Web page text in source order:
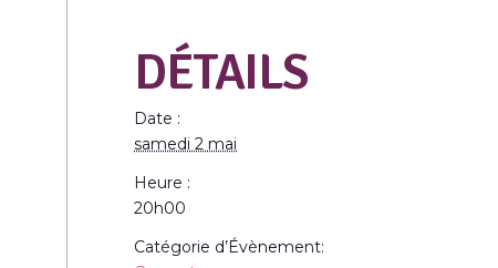
DÉTAILS
Date :
samedi 2 mai
Heure :
20h00
Catégorie d’Évènement: